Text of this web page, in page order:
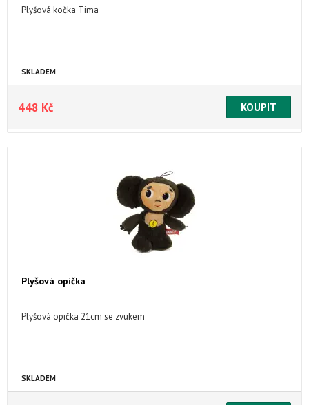
Plyšová kočka Tima
SKLADEM
448 Kč
Plyšová opička
Plyšová opička 21cm se zvukem
SKLADEM